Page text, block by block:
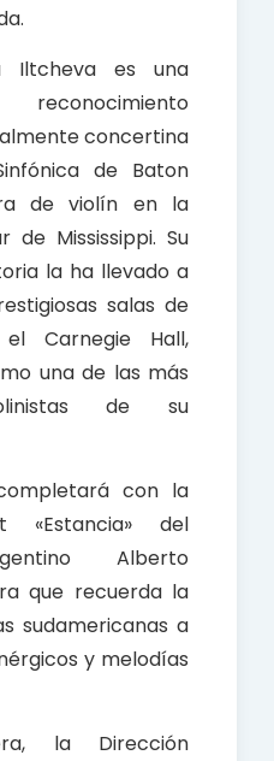
Iltcheva es una
concertina
de Baton
de violín en la
de Mississippi. Su
la ha llevado a
salas de
Carnegie Hall,
una de las más
de su
con la
del
Alberto
que recuerda la
sudamericanas a
y melodías
la Dirección